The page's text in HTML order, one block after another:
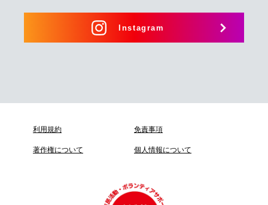
Instagram
利用規約 免責事項
著作権について 個人情報について